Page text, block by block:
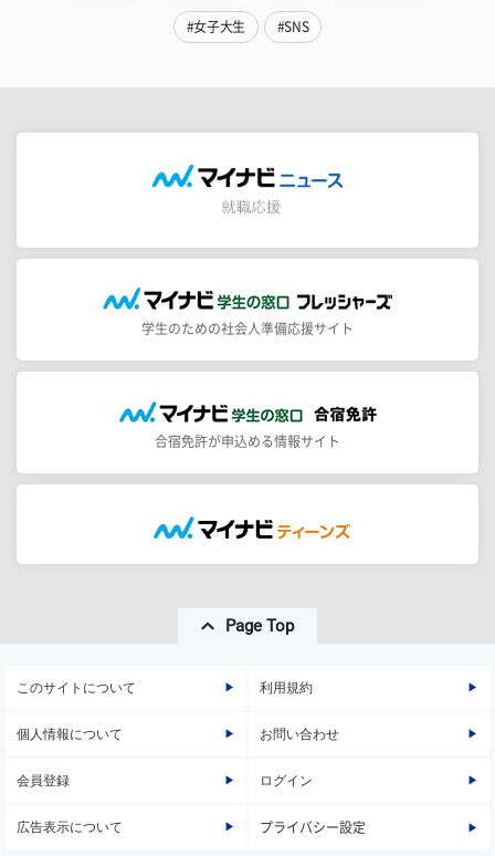
#女子大生 #SNS
学生のための社会人準備応援サイト
合宿免許が申込める情報サイト
Page Top
このサイトについて 利用規約
個人情報について お問い合わせ
会員登録 ログイン
広告表示について プライバシー設定